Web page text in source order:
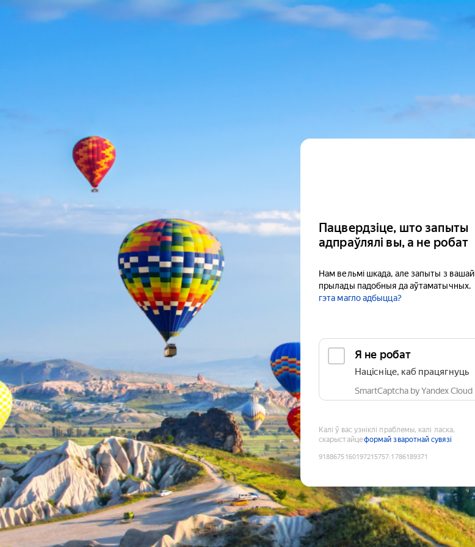
Пацвердзіце, што запыты
адпраўлялі вы, а не робат
Нам вельмі шкада, але запыты з вашай
прылады падобныя да аўтаматычных.
гэта магло адбыцца?
Я не робат
Націсніце, каб працягнуць
SmartCaptcha by Yandex Cloud
Калі ў вас узніклі праблемы, калі ласка,
скарыстайцеформай зваротнай сувязі
9188675160197215757:1786189371